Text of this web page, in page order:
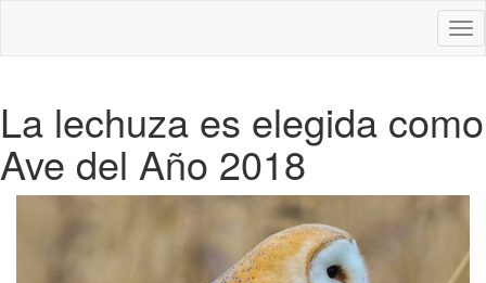
La lechuza es elegida como
Ave del Año 2018